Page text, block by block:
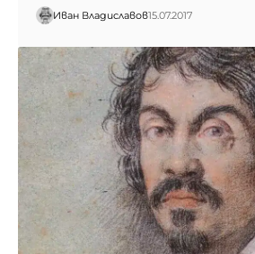
Иван Владиславов15.07.2017